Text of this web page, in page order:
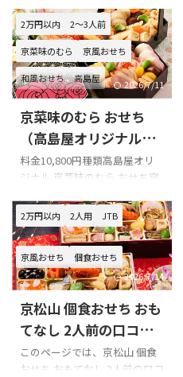
井 監修 和洋おせち 鶴珠のXで
の口コミ 明けましておめでと
うございます
今年も よろ
しくお願い致します
そし
て 仲良くしてくださいね
今朝は お雑煮しか作ってませ
ん
お節は 京都祇園の名店
「閼伽井」監修の豪華八寸三
です#猛活 #おは戦40101jd
2万円以内 2～3人前
京菜味のむら 京風おせち
和風おせち 高島屋 2026/7/11
京菜味のむら おせち
（高島屋オリジナル）
の口コミをまとめてみ
ました!!!
料金10,800円種類高島屋オリ
ジナル 京菜味のむら おせち容
日 時間指定不可 このページで
は、京菜味のむら おせち（高
島屋オリジナル）の口コミを
紹介します。 Xでの口コミ 京菜
味のむら おせち（高島屋オリ
ジナル）を購入の際の参考に
是非どうぞ!!! 京菜味のむら お
せち（高島屋オリジナル）のX
正月料理しめくくり今年は移
2万円以内 2人用 JTB
京風おせち
個食おせち
2026/7/14
京松山 個食おせち おも
てなし 2人前の口コミ
をまとめてみました!!!
このページでは、京松山 個食
おせち おもてなし 2人前の口コ